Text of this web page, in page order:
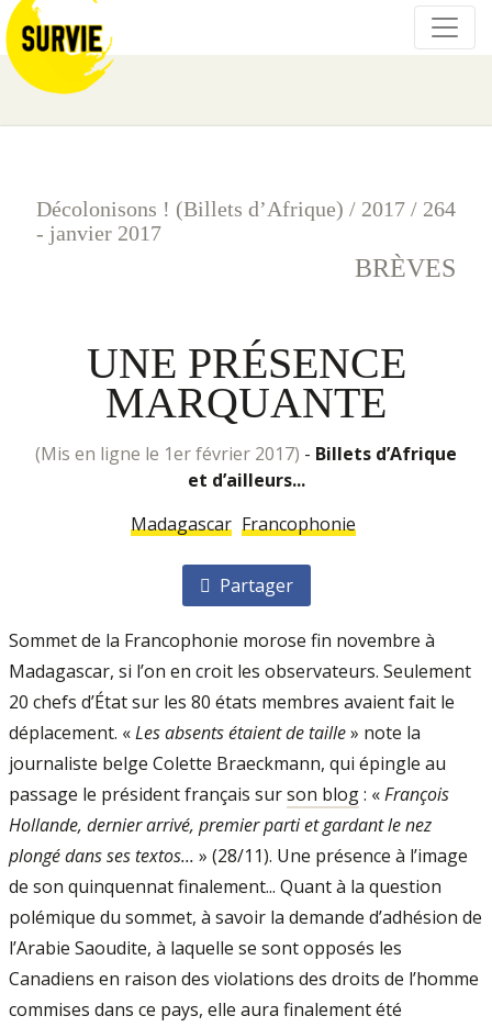
Décolonisons ! (Billets d’Afrique) / 2017 / 264
- janvier 2017
BRÈVES
UNE PRÉSENCE
MARQUANTE
(mis en ligne le 1er février 2017) - Billets d’Afrique
et d’ailleurs...
Madagascar Francophonie
Partager
Sommet de la Francophonie morose fin novembre à
Madagascar, si l’on en croit les observateurs. Seulement
20 chefs d’État sur les 80 états membres avaient fait le
déplace­ment. «Les absents étaient de taille» note la
journaliste belge Colette Braeckmann, qui épingle au
passage le président français surson blog: «François
Hollande, dernier arrivé, premier parti et gardant le nez
plongé dans ses textos... » (28/11). Une présence à l’image
de son quinquennat finalement... Quant à la question
polémique du sommet, à savoir la demande d’adhésion de
l’Arabie Saoudite, à laquelle se sont opposés les
Canadiens en raison des violations des droits de l’homme
commises dans ce pays, elle aura finalement été